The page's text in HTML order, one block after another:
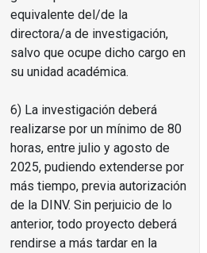
equivalente del/de la
directora/a de investigación,
salvo que ocupe dicho cargo en
su unidad académica.
6) La investigación deberá
realizarse por un mínimo de 80
horas, entre julio y agosto de
2025, pudiendo extenderse por
más tiempo, previa autorización
de la DINV. Sin perjuicio de lo
anterior, todo proyecto deberá
rendirse a más tardar en la